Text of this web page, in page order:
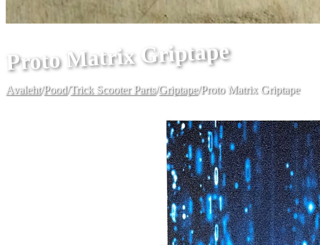
Proto Matrix Griptape
Avaleht/Pood/Trick Scooter Parts/Griptape/Proto Matrix Griptape